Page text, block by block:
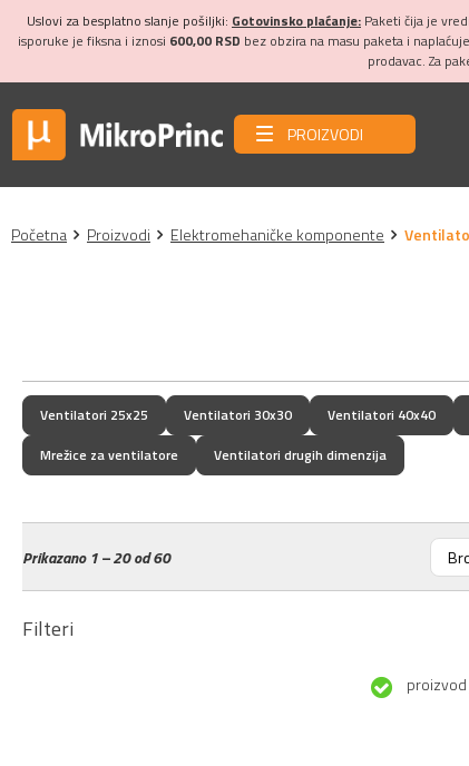
Uslovi za besplatno slanje pošiljki: Gotovinsko plaćanje: Paketi čija je
isporuke je fiksna i iznosi 600,00 RSD bez obzira na masu paketa i
prodavac. Za
PROIZVODI
Početna Proizvodi Elektromehaničke komponente
Ventilatori 25x25 Ventilatori 30x30 Ventilatori 40x40
Mrežice za ventilatore
Ventilatori drugih dimenzija
Prikazano1 – 20 od 60
Filteri